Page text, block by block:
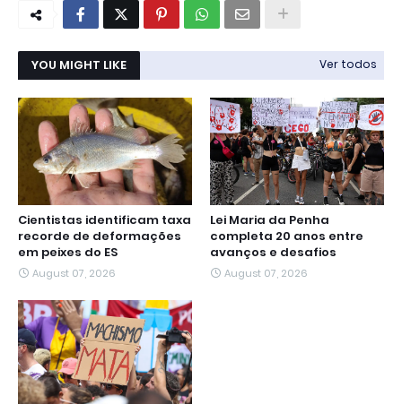
YOU MIGHT LIKE Ver todos
Cientistas identificam taxa
recorde de deformações
em peixes do ES
August 07, 2026
Lei Maria da Penha
completa 20 anos entre
avanços e desafios
August 07, 2026